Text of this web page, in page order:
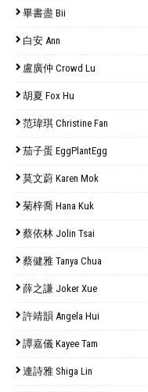
畢書盡 Bii
白安 Ann
盧廣仲 Crowd Lu
胡夏 Fox Hu
范瑋琪 Christine Fan
茄子蛋 EggPlantEgg
莫文蔚 Karen Mok
菊梓喬 Hana Kuk
蔡依林 Jolin Tsai
蔡健雅 Tanya Chua
薛之謙 Joker Xue
許靖韻 Angela Hui
譚嘉儀 Kayee Tam
連詩雅 Shiga Lin